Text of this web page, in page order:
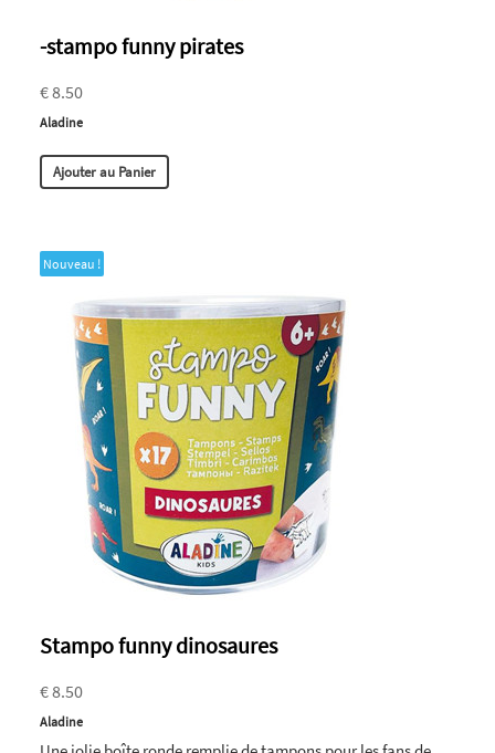
-stampo funny pirates
€ 8.50
Aladine
Ajouter au Panier
Nouveau !
Stampo funny dinosaures
€ 8.50
Aladine